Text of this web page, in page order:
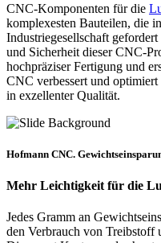
CNC-Komponenten für die
komplexesten Bauteilen, die
Industriegesellschaft
und Sicherheit dieser CNC-
hochpräziser Fertigung und
CNC verbessert und
in exzellenter Qualität.
Hofmann CNC.
Mehr Leichtigkeit für die
Jedes Gramm an
den Verbrauch von Treibstoff